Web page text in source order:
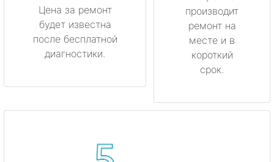
Цена за ремонт
будет известна
после бесплатной
диагностики.
производит
ремонт на
месте и в
короткий
срок.